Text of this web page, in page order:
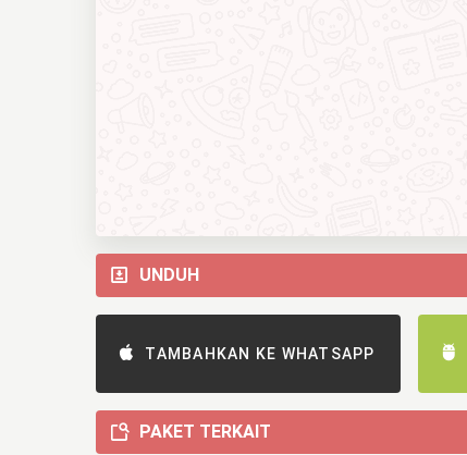
UNDUH
TAMBAHKAN KE WHATSAPP
PAKET TERKAIT